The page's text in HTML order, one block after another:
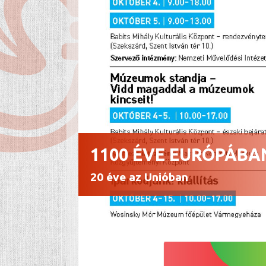
1100 ÉVE
20 éve az Unióban